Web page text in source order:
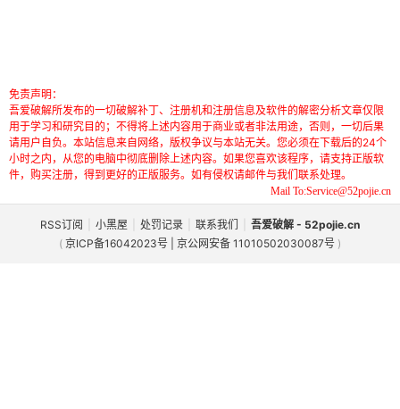
免责声明：
吾爱破解所发布的一切破解补丁、注册机和注册信息及软件的解密分析文章仅限
用于学习和研究目的；不得将上述内容用于商业或者非法用途，否则，一切后果
请用户自负。本站信息来自网络，版权争议与本站无关。您必须在下载后的24个
小时之内，从您的电脑中彻底删除上述内容。如果您喜欢该程序，请支持正版软
件，购买注册，得到更好的正版服务。如有侵权请邮件与我们联系处理。
Mail To:Service@52pojie.cn
RSS订阅 小黑屋 处罚记录 联系我们
吾爱破解 - 52pojie.cn
( 京ICP备16042023号 | 京公网安备 11010502030087号 )